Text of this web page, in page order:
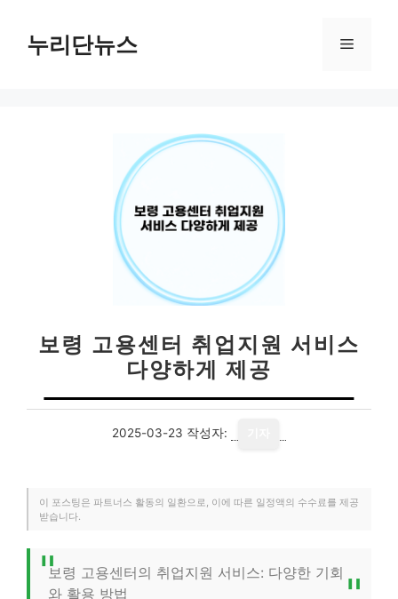
누리단뉴스 메
보령 고용센터 취업지원 서비스
다양하게 제공
2025-03-23 작성자:
이 포스팅은 파트너스 활동의 일환으로, 이에 따른 일정액의 수수료를 제공
받습니다.
보령 고용센터의 취업지원 서비스: 다양한 기회
와 활용 방법